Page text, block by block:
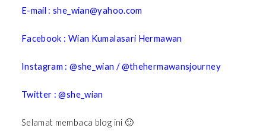
E-mail : she_wian@yahoo.com
Facebook : Wian Kumalasari Hermawan
Instagram : @she_wian / @thehermawansjourney
Twitter : @she_wian
Selamat membaca blog ini 🙂